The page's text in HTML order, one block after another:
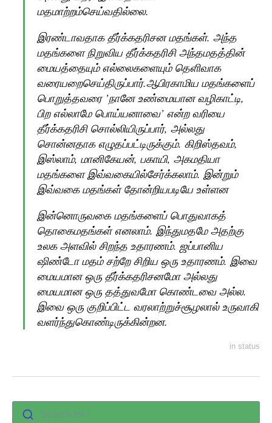
மதமாற்றம்செய்வதில்லை.
இரண்டாவதாக தீர்க்கதரிசன மதங்கள். அந்த
மதங்களை நிறுவிய தீர்க்கதரிசி அந்தமதத்தின்
மையத்தையும் எல்லைகளையும் தெளிவாக
வரையறைசெய்திருப்பார்.ஆபிரகாமிய மதங்களைப்
பொறுத்தவரை ’நானே உண்மையான வழிகாட்டி,
பிற எல்லாமே பொய்யனாவை’ என்ற வரியை
தீர்க்கதரிசி சொல்லியிருப்பார், அல்லது
சொன்னதாக எழுதப்பட்டிருக்கும். கிறிஸ்தவம்,
இஸ்லாம், மானிகேயன், பகாயி, அகமதியா
மதங்களை இவ்வகையில்சேர்க்கலாம். இன்றும்
இவ்வகை மதங்கள் தோன்றியபடியே உள்ளன
இன்னொருவகை மதங்களைப் பொதுவாகத்
தொகைமதங்கள் எனலாம். இந்துமதமே அதற்கு
உலக அளவில் சிறந்த உதாரணம். ஜப்பானிய
ஷிண்டோ மதம் சற்றே சிறிய ஒரு உதாரணம். இவை
மையமான ஒரு தீர்க்கதரிசனமோ அல்லது
மையமான ஒரு தத்துவமோ கொண்டவை அல்ல.
இவை ஒரு குறிப்பிட்ட வரலாற்றுச்சூழலால் உருவாகி
வளர்ந்துகொண்டிருக்கின்றன.
in status
Search for :